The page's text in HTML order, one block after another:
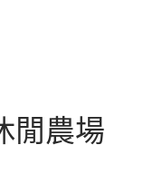
閒農場